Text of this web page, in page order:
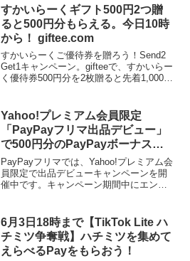
イトに半額還元であるではありません
か！！らんママ...
すかいらーくギフト500円2つ贈
ると500円分もらえる。今日10時
から！ giftee.com
すかいらーくご優待券を贈ろう！Send2
Get1キャンペーン。gifteeで、すかいらー
く優待券500円分を2枚贈ると先着1,000名
ン期間2022年4月...
Yahoo!プレミアム会員限定
「PayPayフリマ出品デビュー」
で500円分のPayPayボーナス！
友達紹介で200円即もらえる
PayPayフリマでは、Yahoo!プレミアム会
員限定で出品デビューキャンペーンを開
催中です。キャンペーン期間中にエント
がもらえます。エントリーはこちら出...
6月3日18時まで【TikTok Lite ハ
チミツ争奪戦】ハチミツを集めて
えらべるPayをもらおう！